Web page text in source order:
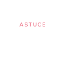
ASTUCE